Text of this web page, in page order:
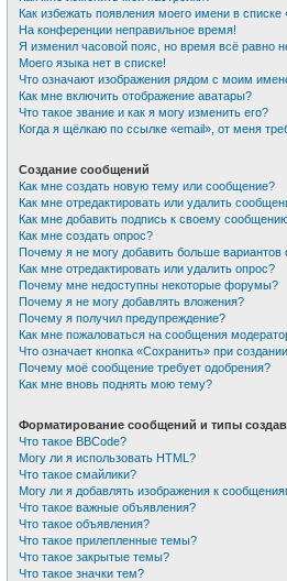
Как избежать появления моего имени в
На конференции неправильное время!
Я изменил часовой пояс, но время всё равно
Моего языка нет в списке!
Что означают изображения рядом с моим
Как мне включить отображение аватары?
Что такое звание и как я могу изменить его?
Когда я щёлкаю по ссылке «email», от меня
Создание сообщений
Как мне создать новую тему или сообщение?
Как мне отредактировать или удалить
Как мне добавить подпись к своему
Как мне создать опрос?
Почему я не могу добавить больше вариантов
Как мне отредактировать или удалить опрос?
Почему мне недоступны некоторые форумы?
Почему я не могу добавлять вложения?
Почему я получил предупреждение?
Как мне пожаловаться на сообщения
Что означает кнопка «Сохранить» при
Почему моё сообщение требует одобрения?
Как мне вновь поднять мою тему?
Форматирование сообщений и типы
Что такое BBCode?
Могу ли я использовать HTML?
Что такое смайлики?
Могу ли я добавлять изображения к
Что такое важные объявления?
Что такое объявления?
Что такое прилепленные темы?
Что такое закрытые темы?
Что такое значки тем?